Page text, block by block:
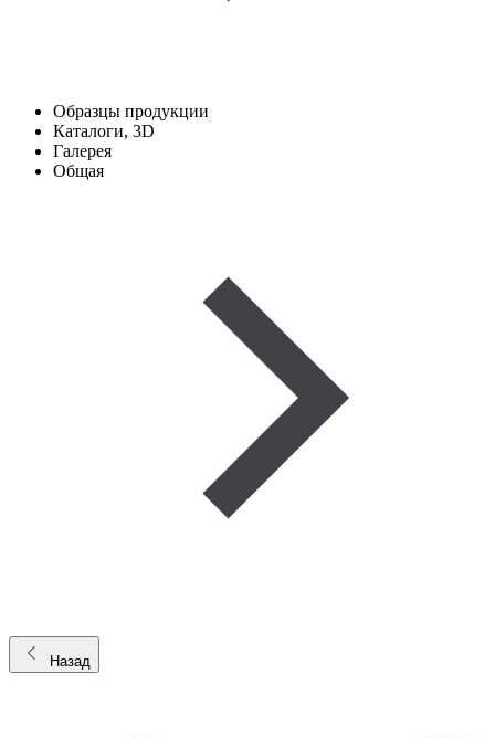
Образцы продукции
Каталоги, 3D
Галерея
Общая
Назад